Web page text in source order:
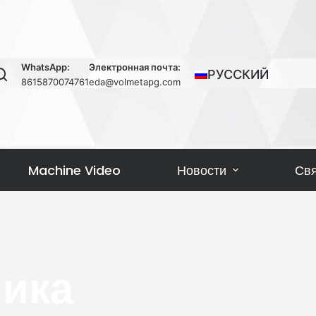
WhatsApp:
8615870074761
Электронная почта:
eda@volmetapg.com
РУССКИЙ
Machine Video Новости